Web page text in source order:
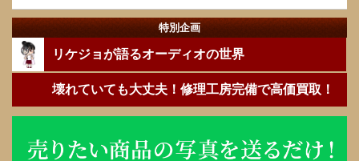
特別企画
リケジョが語るオーディオの世界
壊れていても大丈夫！修理工房完備で高価買取！